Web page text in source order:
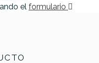
el formulario